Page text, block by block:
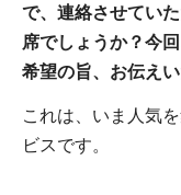
で、連絡させてい
席でしょうか？今
希望の旨、お伝え
これは、いま人気
ビスです。